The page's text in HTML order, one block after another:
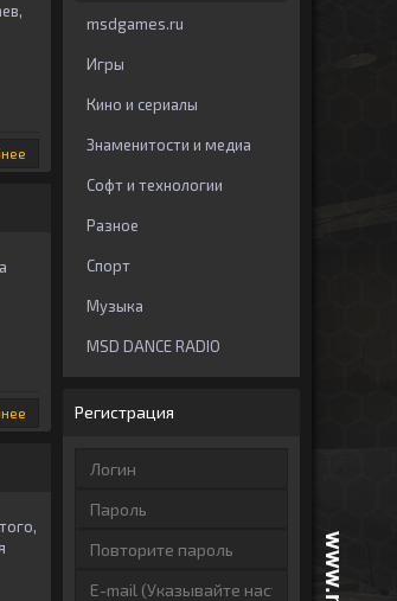
msdgames.ru
Игры
Кино и сериалы
Знаменитости и медиа
Софт и технологии
Разное
Спорт
Музыка
MSD DANCE RADIO
Регистрация